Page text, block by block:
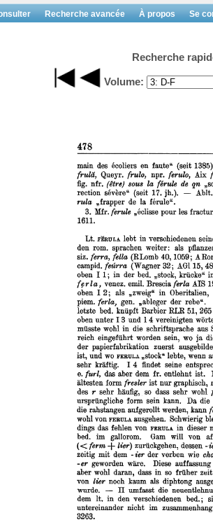
Recherche avancée À propos Se
Recherche
Volume: